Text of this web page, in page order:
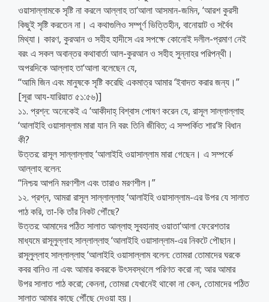
ওয়াসাল্লামকে সৃষ্টি না করলে আল্লাহ তা‘আলা আসমান-জমিন, ‘আরশ কুরসী
কিছুই সৃষ্টি করতেন না। এ কথাগুলিও সম্পূর্ণ ভিত্তিহীন, বানোয়াট ও সর্বৈব
মিথ্যা। কারণ, কুরআন ও সহীহ হাদীসে এর সপক্ষে কোনোই দলীল-প্রমাণ নেই
বরং এ সকল অবান্তর কথাবার্তা আল-কুরআন ও সহীহ সুন্নাহর পরিপন্থী।
অপরদিকে আল্লাহ তা‘আলা বলেছেন যে,
‘‘আমি জিন এবং মানুষকে সৃষ্টি করেছি একমাত্র আমার ‘ইবাদত করার জন্য।”
[সূরা আয-যারিয়াত ৫১:৫৬)]
১১. প্রশ্ন: অনেকেই এ ‘আকীদাহ্ বিশ্বাস পোষণ করেন যে, রাসূল সাল্লাল্লাহু
‘আলাইহি ওয়াসাল্লাম মারা যান নি বরং তিনি জীবিত; এ সম্পর্কিত শার‘ঈ বিধান
কী?
উত্তর: রাসূল সাল্লাল্লাহু ‘আলাইহি ওয়াসাল্লাম মারা গেছেন। এ সম্পর্কে
আল্লাহ বলেন:
“নিশ্চয় আপনি মরণশীল এবং তারাও মরণশীল।”
১২. প্রশ্ন, আমরা রাসূল সাল্লাল্লাহু ‘আলাইহি ওয়াসাল্লাম-এর উপর যে সালাত
পাঠ করি, তা-কি তাঁর নিকট পৌঁছে?
উত্তর: আমাদের পঠিত সালাত আল্লাহু সুবহানাহু ওয়াতা‘আলা ফেরেশতার
মাধ্যমে রাসূলুল্লাহ সাল্লাল্লাহু ‘আলাইহি ওয়াসাল্লাম-এর নিকটে পৌছান।
রাসূলুল্লাহ সাল্লাল্লাহু ‘আলাইহি ওয়াসাল্লাম বলেন: তোমরা তোমাদের ঘরকে
কবর বানিও না এবং আমার কবরকে উৎসবস্থলে পরিণত করো না; আর আমার
উপর সালাত পাঠ করো; কেননা, তোমরা যেখানেই থাকো না কেন, তোমাদের পঠিত
সালাত আমার কাছে পৌঁছে দেওয়া হয়।